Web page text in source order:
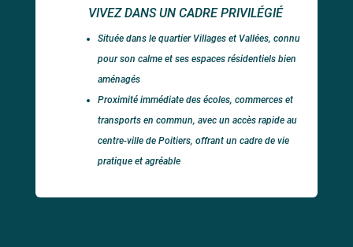
VIVEZ DANS UN CADRE PRIVILÉGIÉ
Située dans le quartier Villages et Vallées, connu
pour son calme et ses espaces résidentiels bien
aménagés
Proximité immédiate des écoles, commerces et
transports en commun, avec un accès rapide au
centre-ville de Poitiers, offrant un cadre de vie
pratique et agréable